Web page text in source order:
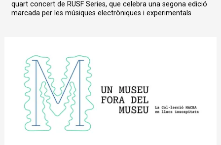
quart concert de RUSF Series, que celebra una segona edició
marcada per les músiques electròniques i experimentals